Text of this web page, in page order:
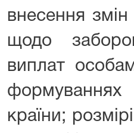
внесення
щодо
виплат
країни;